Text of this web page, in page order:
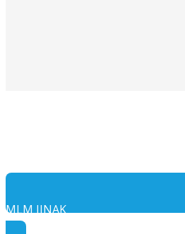
MLM JINAK
Audio ke stažení